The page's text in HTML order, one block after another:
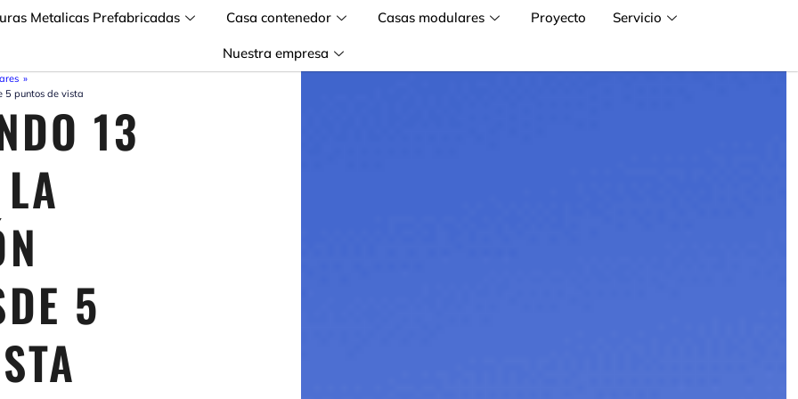
Metalicas Prefabricadas Casa contenedor Casas modulares Proyecto Servicio
Nuestra empresa
»
5 puntos de vista
13
5